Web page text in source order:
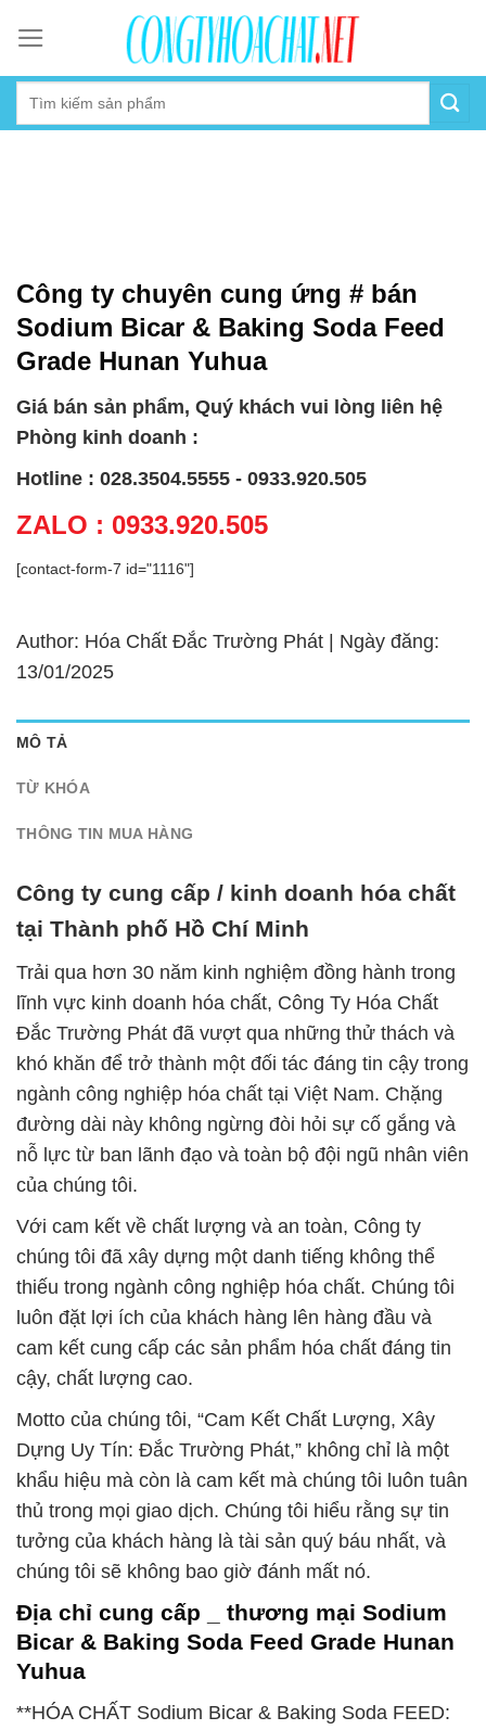
content
Công ty chuyên cung ứng # bán
Sodium Bicar & Baking Soda Feed
Grade Hunan Yuhua
Giá bán sản phẩm, Quý khách vui lòng liên hệ
Phòng kinh doanh :
Hotline : 028.3504.5555 - 0933.920.505
ZALO : 0933.920.505
[contact-form-7 id="1116"]
Author: Hóa Chất Đắc Trường Phát | Ngày đăng:
13/01/2025
MÔ TẢ
TỪ KHÓA
THÔNG TIN MUA HÀNG
Công ty cung cấp / kinh doanh hóa chất
tại Thành phố Hồ Chí Minh
Trải qua hơn 30 năm kinh nghiệm đồng hành trong
lĩnh vực kinh doanh hóa chất, Công Ty Hóa Chất
Đắc Trường Phát đã vượt qua những thử thách và
khó khăn để trở thành một đối tác đáng tin cậy trong
ngành công nghiệp hóa chất tại Việt Nam. Chặng
đường dài này không ngừng đòi hỏi sự cố gắng và
nỗ lực từ ban lãnh đạo và toàn bộ đội ngũ nhân viên
của chúng tôi.
Với cam kết về chất lượng và an toàn, Công ty
chúng tôi đã xây dựng một danh tiếng không thể
thiếu trong ngành công nghiệp hóa chất. Chúng tôi
luôn đặt lợi ích của khách hàng lên hàng đầu và
cam kết cung cấp các sản phẩm hóa chất đáng tin
cậy, chất lượng cao.
Motto của chúng tôi, “Cam Kết Chất Lượng, Xây
Dựng Uy Tín: Đắc Trường Phát,” không chỉ là một
khẩu hiệu mà còn là cam kết mà chúng tôi luôn tuân
thủ trong mọi giao dịch. Chúng tôi hiểu rằng sự tin
tưởng của khách hàng là tài sản quý báu nhất, và
chúng tôi sẽ không bao giờ đánh mất nó.
Địa chỉ cung cấp _ thương mại Sodium
Bicar & Baking Soda Feed Grade Hunan
Yuhua
**HÓA CHẤT Sodium Bicar & Baking Soda FEED: